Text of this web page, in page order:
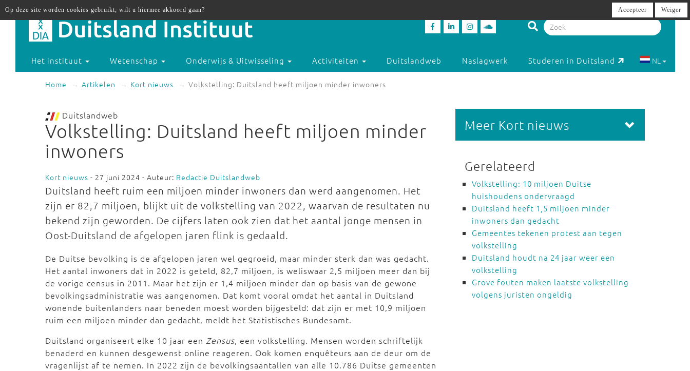
Het instituut Wetenschap Onderwijs & Uitwisseling Activiteiten Duitslandweb Naslagwerk Studeren in Duitsland NL
Home Artikelen Kort nieuws Volkstelling: Duitsland heeft miljoen minder inwoners
Duitslandweb
Volkstelling: Duitsland heeft miljoen minder
inwoners
Kort nieuws - 27 juni 2024 - Auteur: Redactie Duitslandweb
Duitsland heeft ruim een miljoen minder inwoners dan werd aangenomen. Het
zijn er 82,7 miljoen, blijkt uit de volkstelling van 2022, waarvan de resultaten nu
bekend zijn geworden. De cijfers laten ook zien dat het aantal jonge mensen in
Oost-Duitsland de afgelopen jaren flink is gedaald.
De Duitse bevolking is de afgelopen jaren wel gegroeid, maar minder sterk dan was gedacht.
Het aantal inwoners dat in 2022 is geteld, 82,7 miljoen, is weliswaar 2,5 miljoen meer dan bij
de vorige census in 2011. Maar het zijn er 1,4 miljoen minder dan op basis van de gewone
bevolkingsadministratie was aangenomen. Dat komt vooral omdat het aantal in Duitsland
wonende buitenlanders naar beneden moest worden bijgesteld: dat zijn er met 10,9 miljoen
ruim een miljoen minder dan gedacht, meldt het Statistisches Bundesamt.
Duitsland organiseert elke 10 jaar een Zensus, een volkstelling. Mensen worden schriftelijk
benaderd en kunnen desgewenst online reageren. Ook komen enquêteurs aan de deur om de
vragenlijst af te nemen. In 2022 zijn de bevolkingsaantallen van alle 10.786 Duitse gemeenten
Meer Kort nieuws
Gerelateerd
Volkstelling: 10 miljoen Duitse
huishoudens ondervraagd
Duitsland heeft 1,5 miljoen minder
inwoners dan gedacht
Gemeentes tekenen protest aan tegen
volkstelling
Duitsland houdt na 24 jaar weer een
volkstelling
Grove fouten maken laatste volkstelling
volgens juristen ongeldig
Op deze site worden cookies gebruikt, wilt u hiermee akkoord gaan? Accepteer Weiger